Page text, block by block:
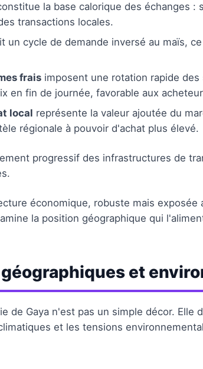
la base calorique des échanges :
transactions locales.
un cycle de demande inversé au maïs,
frais imposent une rotation rapide
en fin de journée, favorable aux
local représente la valeur ajoutée du
régionale à pouvoir d'achat plus élevé.
progressif des infrastructures de
économique, robuste mais
la position géographique qui
et
de Gaya n'est pas un simple décor.
et les tensions